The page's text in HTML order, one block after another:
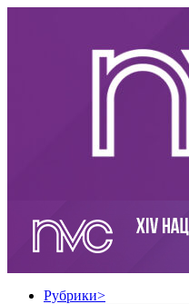
Рубрики>